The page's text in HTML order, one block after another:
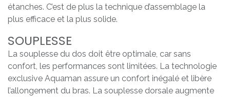
étanches. C’est de plus la technique d’assemblage la
plus efficace et la plus solide.
SOUPLESSE
La souplesse du dos doit être optimale, car sans
confort, les performances sont limitées. La technologie
exclusive Aquaman assure un confort inégalé et libère
l’allongement du bras. La souplesse dorsale augmente